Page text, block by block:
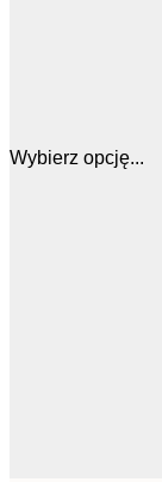
Wybierz opcję...